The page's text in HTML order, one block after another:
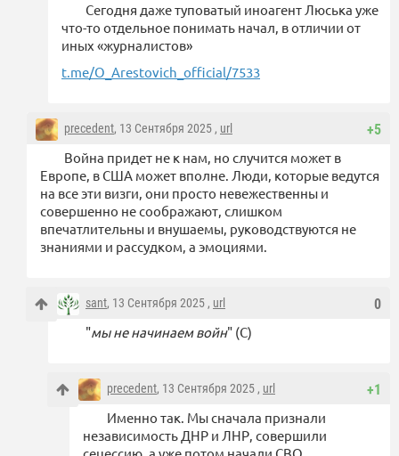
Сегодня даже туповатый иноагент Люська уже
что-то отдельное понимать начал, в отличии от
иных «журналистов»
t.me/O_Arestovich_official/7533
+5
precedent, 13 Сентября 2025 , url
Война придет не к нам, но случится может в
Европе, в США может вполне. Люди, которые ведутся
на все эти визги, они просто невежественны и
совершенно не соображают, слишком
впечатлительны и внушаемы, руководствуются не
знаниями и рассудком, а эмоциями.
0
sant, 13 Сентября 2025 , url
"мы не начинаем войн" (С)
+1
precedent, 13 Сентября 2025 , url
Именно так. Мы сначала признали
независимость ДНР и ЛНР, совершили